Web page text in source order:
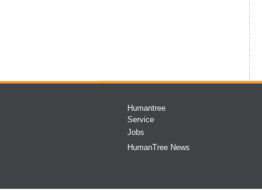
Humantree
Service
Jobs
HumanTree News